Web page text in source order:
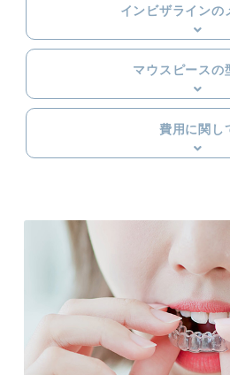
インビザラインの
マウスピースの
費用に関し